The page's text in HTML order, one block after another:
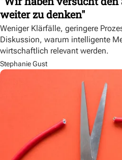
weiter zu denken"
Weniger Klärfälle, geringere
Diskussion, warum intelligente
wirtschaftlich relevant werden.
Stephanie Gust